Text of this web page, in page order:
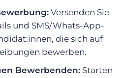
Versenden Sie
und SMS/Whats-App-
die sich auf
bewerben.
Bewerbenden: Starten